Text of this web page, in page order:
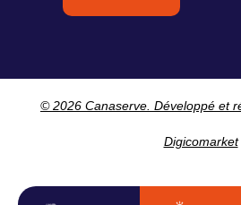
© 2026 Canaserve. Développé et
Digicomarket